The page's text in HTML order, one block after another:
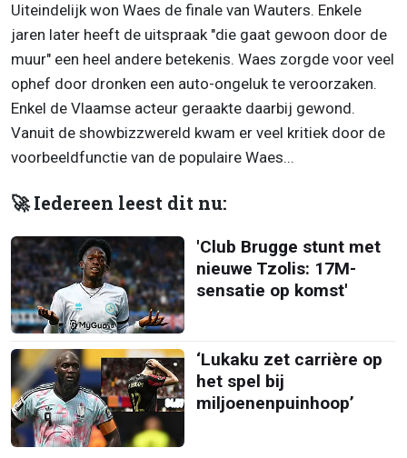
Uiteindelijk won Waes de finale van Wauters. Enkele
jaren later heeft de uitspraak "die gaat gewoon door de
muur" een heel andere betekenis. Waes zorgde voor veel
ophef door dronken een auto-ongeluk te veroorzaken.
Enkel de Vlaamse acteur geraakte daarbij gewond.
Vanuit de showbizzwereld kwam er veel kritiek door de
voorbeeldfunctie van de populaire Waes...
🚀 Iedereen leest dit nu:
'Club Brugge stunt met
nieuwe Tzolis: 17M-
sensatie op komst'
‘Lukaku zet carrière op
het spel bij
miljoenenpuinhoop’